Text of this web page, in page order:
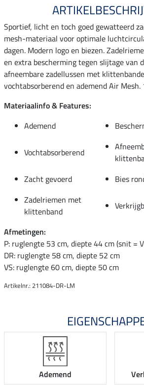
Sportief, licht en toch goed gewatteerd
mesh-materiaal voor optimale
dagen. Modern logo en biezen.
en extra bescherming tegen slijtage van
afneembare zadellussen met
vochtabsorberend en ademend Air Mesh.
Materiaalinfo & Features:
Ademend
Vochtabsorberend
Zacht gevoerd
Bies
Zadelriemen met
klittenband
Afmetingen:
P: ruglengte 53 cm, diepte 44 cm (snit =
DR: ruglengte 58 cm, diepte 52 cm
VS: ruglengte 60 cm, diepte 50 cm
Artikelnr.: 211084-DR-LM
Ademend